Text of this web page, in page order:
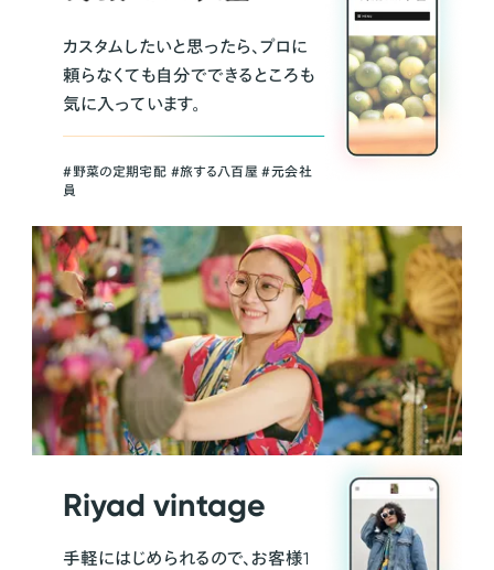
カスタムしたいと思ったら、プロに
頼らなくても自分でできるところも
気に入っています。
＃野菜の定期宅配 ＃旅する八百屋 ＃元会社
員
Riyad vintage
手軽にはじめられるので、お客様1